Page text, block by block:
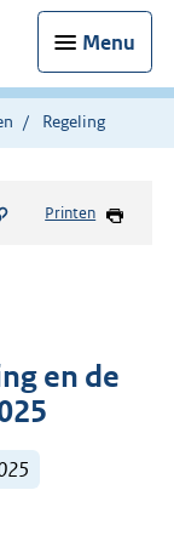
Menu
Regeling
Printen
en de